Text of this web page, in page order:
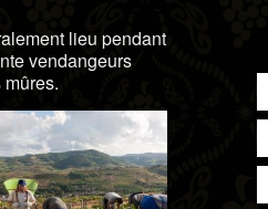
lieu pendant
vendangeurs